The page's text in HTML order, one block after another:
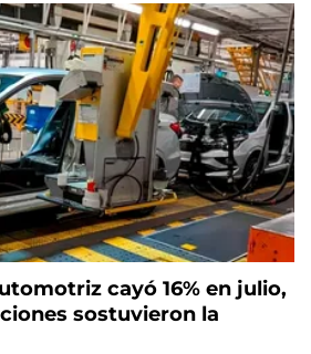
cayó 16% en julio,
sostuvieron la